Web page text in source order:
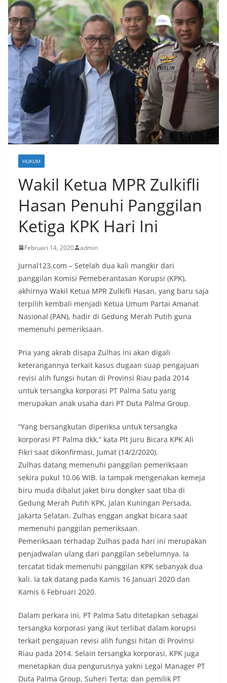
HUKUM
Wakil Ketua MPR Zulkifli
Hasan Penuhi Panggilan
Ketiga KPK Hari Ini
Februari 14, 2020 admin
Jurnal123.com – Setelah dua kali mangkir dari
panggilan Komisi Pemeberantasan Korupsi (KPK),
akhirnya Wakil Ketua MPR Zulkifli Hasan, yang baru saja
terpilih kembali menjadi Ketua Umum Partai Amanat
Nasional (PAN), hadir di Gedung Merah Putih guna
memenuhi pemeriksaan.
Pria yang akrab disapa Zulhas ini akan digali
keterangannya terkait kasus dugaan suap ‎pengajuan
revisi alih fungsi hutan di Provinsi Riau pada 2014
untuk tersangka korporasi PT Palma Satu yang
merupakan anak usaha dari PT Duta Palma Group.
“Yang bersangkutan diperiksa untuk tersangka
korporasi PT Palma dkk,” kata Plt Juru Bicara KPK Ali
Fikri saat dikonfirmasi, Jumat (14/2/2020).
Zulhas datang memenuhi panggilan pemeriksaan
sekira pukul 10.06 WIB. Ia tampak mengenakan kemeja
biru muda dibalut jaket biru dongker saat tiba di
Gedung Merah Putih KPK, Jalan Kuningan Persada,
Jakarta Selatan. Zulhas enggan angkat bicara saat
memenuhi panggilan pemeriksaan.
Pemeriksaan terhadap Zulhas pada hari ini merupakan
penjadwalan ulang dari panggilan sebelumnya. Ia
tercatat tidak memenuhi panggilan KPK sebanyak dua
kali. Ia tak datang pada Kamis 16 Januari 2020 dan
Kamis 6 Februari 2020.
Dalam perkara ini, PT Palma Satu ditetapkan sebagai
tersangka korporasi yang ikut terlibat dalam korupsi
terkait ‎pengajuan revisi alih fungsi hitan di Provinsi
Riau pada 2014. Selain tersangka korporasi, KPK juga
menetapkan dua pengurusnya yakni Legal Manager PT
Duta Palma Group, Suheri Terta; dan pemilik PT